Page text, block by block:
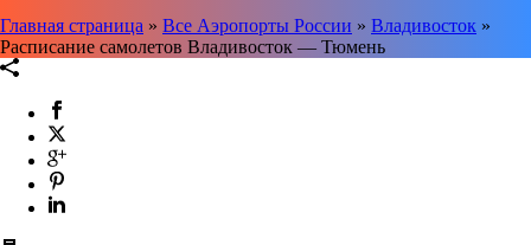
Главная страница » Все Аэропорты России » Владивосток »
Расписание самолетов Владивосток — Тюмень